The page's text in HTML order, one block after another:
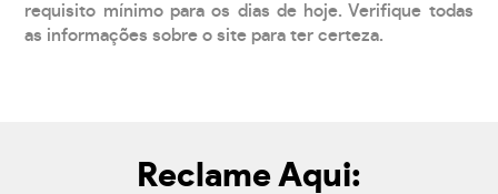
requisito mínimo para os dias de hoje. Verifique todas
as informações sobre o site para ter certeza.
Reclame Aqui: